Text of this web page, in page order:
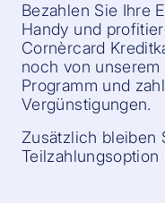
Bezahlen Sie Ihre
Handy und
Cornèrcard
noch von
Programm und
Vergünstigungen.
Zusätzlich bleiben